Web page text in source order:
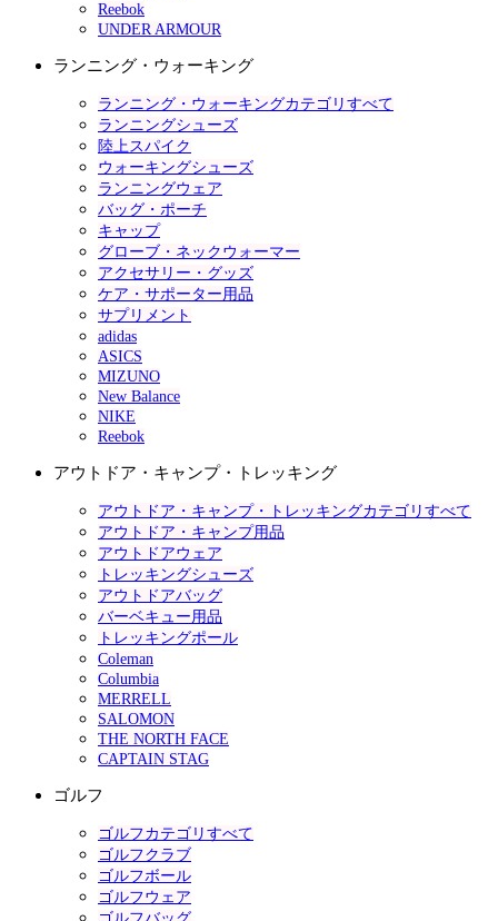
Reebok
UNDER ARMOUR
ランニング・ウォーキング
ランニング・ウォーキングカテゴリすべて
ランニングシューズ
陸上スパイク
ウォーキングシューズ
ランニングウェア
バッグ・ポーチ
キャップ
グローブ・ネックウォーマー
アクセサリー・グッズ
ケア・サポーター用品
サプリメント
adidas
ASICS
MIZUNO
New Balance
NIKE
Reebok
アウトドア・キャンプ・トレッキング
アウトドア・キャンプ・トレッキングカテゴリすべて
アウトドア・キャンプ用品
アウトドアウェア
トレッキングシューズ
アウトドアバッグ
バーベキュー用品
トレッキングポール
Coleman
Columbia
MERRELL
SALOMON
THE NORTH FACE
CAPTAIN STAG
ゴルフ
ゴルフカテゴリすべて
ゴルフクラブ
ゴルフボール
ゴルフウェア